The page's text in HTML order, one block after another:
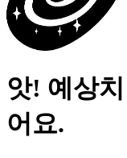
앗! 예상
어요.